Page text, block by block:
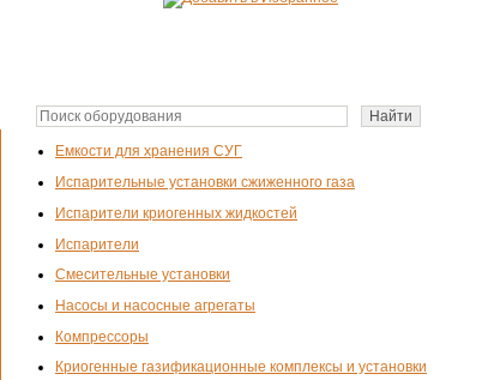
Емкости для хранения СУГ
Испарительные установки сжиженного газа
Испарители криогенных жидкостей
Испарители
Смесительные установки
Насосы и насосные агрегаты
Компрессоры
Криогенные газификационные комплексы и установки